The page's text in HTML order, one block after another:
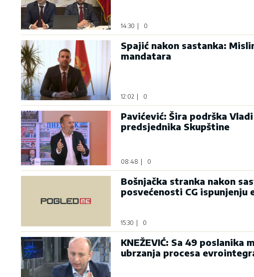
14:30 0
Spajić nakon sastanka:
mandatara
12:02 0
Pavićević: Šira podrška
predsjednika Skupštine
08:48 0
Bošnjačka stranka nakon
posvećenosti CG ispunjenju
15:30 0
KNEŽEVIĆ: Sa 49 poslanika
ubrzanja procesa